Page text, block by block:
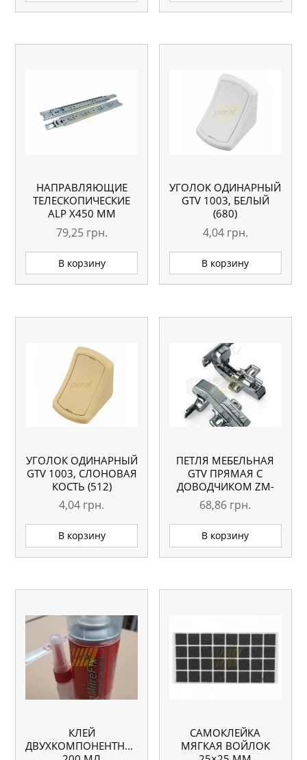
НАПРАВЛЯЮЩИЕ
ТЕЛЕСКОПИЧЕСКИЕ
АLP Х450 ММ
79,25 грн.
В корзину
УГОЛОК ОДИНАРНЫЙ
GTV 1003, БЕЛЫЙ
(680)
4,04 грн.
В корзину
УГОЛОК ОДИНАРНЫЙ
GTV 1003, СЛОНОВАЯ
КОСТЬ (512)
4,04 грн.
В корзину
ПЕТЛЯ МЕБЕЛЬНАЯ
GTV ПРЯМАЯ С
ДОВОДЧИКОМ ZM-
HCKT90-BE
68,86 грн.
В корзину
КЛЕЙ
ДВУХКОМПОНЕНТНЫЙ
САМОКЛЕЙКА
МЯГКАЯ ВОЙЛОК